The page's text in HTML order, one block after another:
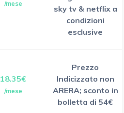
/mese
sky tv & netflix a
condizioni
esclusive
18.35€
/mese
Prezzo
Indicizzato non
ARERA; sconto in
bolletta di 54€